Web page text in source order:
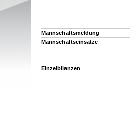
Mannschaftsmeldung
Mannschaftseinsätze
Einzelbilanzen